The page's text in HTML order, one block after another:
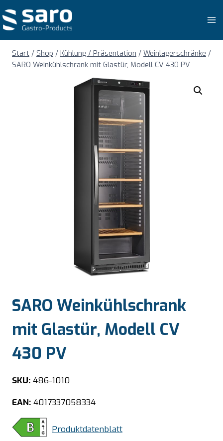
Inhalt
springen
Start / Shop / Kühlung / Präsentation / Weinlagerschränke /
SARO Weinkühlschrank mit Glastür, Modell CV 430 PV
SARO Weinkühlschrank
mit Glastür, Modell CV
430 PV
SKU: 486-1010
EAN: 4017337058334
Produktdatenblatt